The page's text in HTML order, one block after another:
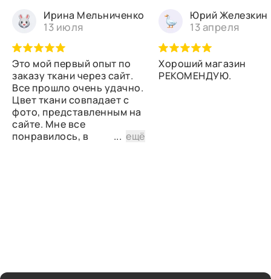
Ирина Мельниченко
13 июля
Это мой первый опыт по
заказу ткани через сайт.
Все прошло очень удачно.
Цвет ткани совпадает с
фото, представленным на
сайте. Мне все
понравилось, в
...ещё
Юрий Железкин
13 апреля
Хороший магазин
РЕКОМЕНДУЮ.